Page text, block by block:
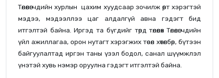
Төлөөлөгчдийн хурлын цахим хуудсаар зочилж өөрт хэрэгтэй
мэдээ, мэдээллээ цаг алдалгүй авна гэдэгт бид
итгэлтэй байна. Иргэд та бүгдийг төрд төлөөлөх Төлөөлөгчдийн
үйл ажиллагаа, орон нутагт хэрэгжих төсөл хөтөлбөр, бүтээн
байгуулалтад иргэн таны үзэл бодол, санал шүүмжлэл
үнэтэй хувь нэмэр оруулна гэдэгт итгэлтэй байна.